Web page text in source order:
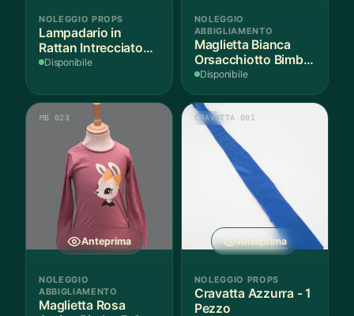
NOLEGGIO PROPS
Lampadario in
Rattan Intrecciato
Bianco
Disponibile
NOLEGGIO
ABBIGLIAMENTO
Maglietta Bianca
Orsacchiotto Bimbo
6-7 Anni Cotone - 1
Disponibile
Anteprima
MB 023
NOLEGGIO
ABBIGLIAMENTO
Maglietta Rosa
Anteprima
CRAVATTA 001
NOLEGGIO PROPS
Cravatta Azzurra - 1
Pezzo